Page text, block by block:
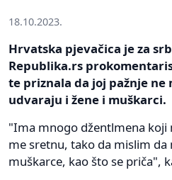
18.10.2023.
Hrvatska pjevačica je za
Republika.rs
te priznala da joj pažnje ne
udvaraju i žene i muškarci.
"Ima mnogo džentlmena koji
me sretnu, tako da mislim
muškarce, kao što se priča",